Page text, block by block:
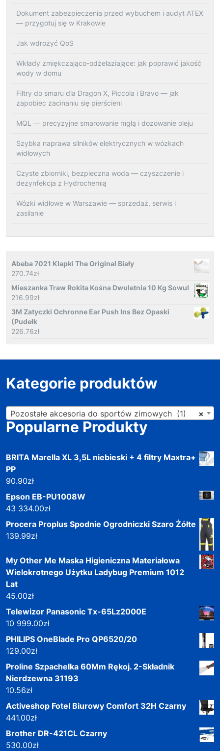
Dokument zabezpieczenia przed wybuchem i audyt ATEX
— przygotuj się w Krakowie
Jak wdrożyć QoS
Wkłady zmiękczająco-odżelaziające: jak poprawić jakość
wody w domu
Filtry do smaru dla Dragon X, Piccola i Bravo — jak
zapobiec zacinaniu się pierścieni
MQL — precyzyjne smarowanie mgłą i dozowanie oleju
Szybka naprawa silników elektrycznych w wózkach
widłowych
Czyste zbiorniki, bezpieczna woda — czyszczenie i
dezynfekcja z Hydrochemią
Wózki widłowe w Warszawie — sprzedaż, serwis i
zasilanie
Abeba 7021 Klapki The Original Biały
270.74zł
Mieszanka Traw Rokita Kośna Dwuletnia 10 Kg Sowul
216.99zł
3M Zatyczki Ochronne Ear Push Ins Bez Opaski
(Pudełk
226.76zł
Kategorie produktów
×
Pozostałe akcesoria do sportów zimowych (1)
Popularne Produkty
BRITA Marella XL 3,5L niebieski + 4 filtry Maxtra+
PP
90.90zł
Epson EB-PU1008W
43 334.00zł
Procera Proplus Spodnie Ogrodniczki Szaro Żółte
139.99zł
My Other Me Maska Higieniczna Materiałowa
Wielokrotnego Użytku Ladybug Premium 1012
Lat
45.00zł
Telewizor Panasonic Tx-65Lz2000E
10 999.00zł
PHILIPS OneBlade Pro QP6520/20
129.00zł
Proline Szpachelka 60Mm Rękoj. 2-Składnik
Nierdzewna 31193
10.56zł
Activeshop Fotel Biurowy Comfort 32H Czarny
441.00zł
Brother DR-421CL Czarny
530.00zł